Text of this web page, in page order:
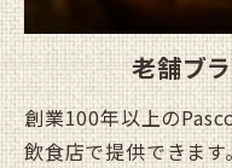
老舗ブ
創業100年以上の
飲食店で提供できま